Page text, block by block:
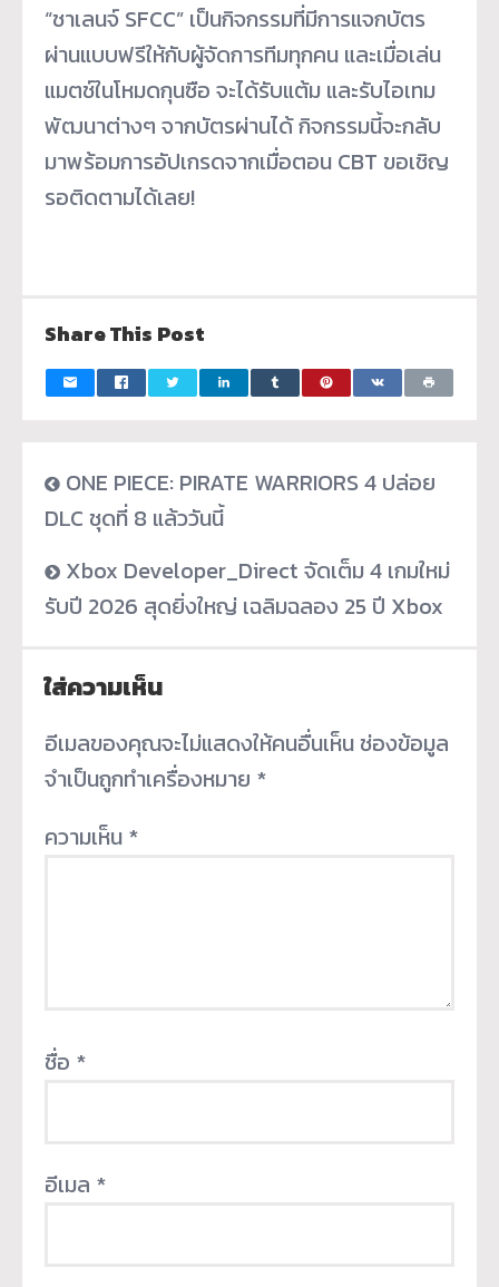
“ชาเลนจ์ SFCC” เป็นกิจกรรมที่มีการแจกบัตร
ผ่านแบบฟรีให้กับผู้จัดการทีมทุกคน และเมื่อเล่น
แมตช์ในโหมดกุนซือ จะได้รับแต้ม และรับไอเทม
พัฒนาต่างๆ จากบัตรผ่านได้ กิจกรรมนี้จะกลับ
มาพร้อมการอัปเกรดจากเมื่อตอน CBT ขอเชิญ
รอติดตามได้เลย!
Share This Post
ONE PIECE: PIRATE WARRIORS 4 ปล่อย
DLC ชุดที่ 8 แล้ววันนี้
Xbox Developer_Direct จัดเต็ม 4 เกมใหม่
รับปี 2026 สุดยิ่งใหญ่ เฉลิมฉลอง 25 ปี Xbox
ใส่ความเห็น
อีเมลของคุณจะไม่แสดงให้คนอื่นเห็น ช่องข้อมูล
จำเป็นถูกทำเครื่องหมาย *
ความเห็น *
ชื่อ *
อีเมล *